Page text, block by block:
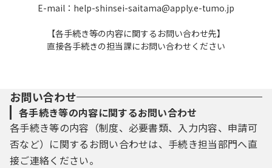
E-mail：help-shinsei-saitama@apply.e-tumo.jp
【各手続き等の内容に関するお問い合わせ先】
直接各手続きの担当課にお問い合わせください
お問い合わせ
各手続き等の内容に関するお問い合わせ
各手続き等の内容（制度、必要書類、入力内容、申請可
否など）に関するお問い合わせは、手続き担当部門へ直
接ご連絡ください。